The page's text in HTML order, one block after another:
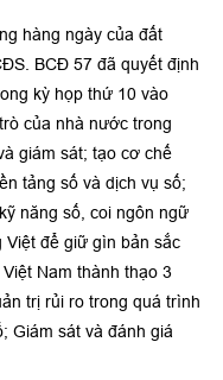
hàng ngày của đất
BCĐ 57 đã quyết định
kỳ họp thứ 10 vào
của nhà nước trong
giám sát; tạo cơ chế
tảng số và dịch vụ số;
năng số, coi ngôn ngữ
để giữ gìn bản sắc
Nam thành thạo 3
trị rủi ro trong quá trình
Giám sát và đánh giá